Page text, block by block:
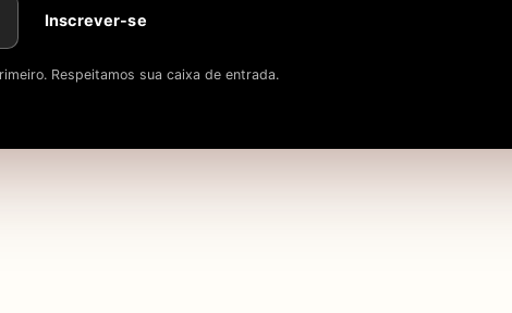
Inscrever-se
Respeitamos sua caixa de entrada.